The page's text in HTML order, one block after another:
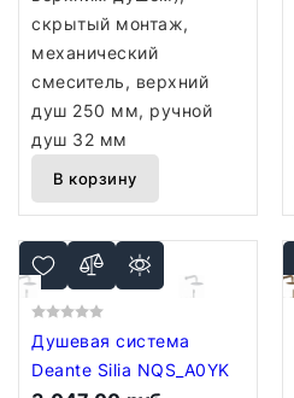
скрытый монтаж,
механический
смеситель, верхний
душ 250 мм, ручной
душ 32 мм
В корзину
Душевая система
Deante Silia NQS_A0YK